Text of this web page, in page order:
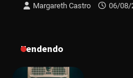
Margareth Castro 06/08/
Tendendo